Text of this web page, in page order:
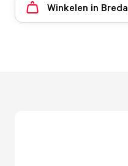
Winkelen in Breda